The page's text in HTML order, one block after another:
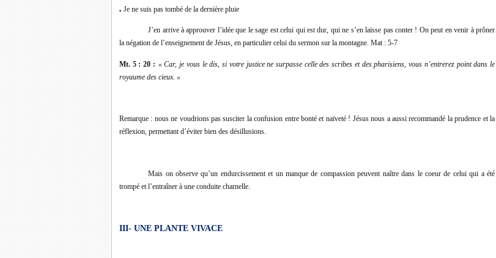
● Je ne suis pas tombé de la dernière pluie
J’en arrive à approuver l’idée que le sage est celui qui est dur, qui ne s’en laisse pas conter ! On peut en venir à prôner
la négation de l’enseignement de Jésus, en particulier celui du sermon sur la montagne. Mat : 5-7
Mt. 5 : 20 : « Car, je vous le dis, si votre justice ne surpasse celle des scribes et des pharisiens, vous n’entrerez point dans le
royaume des cieux. »
Remarque : nous ne voudrions pas susciter la confusion entre bonté et naïveté ! Jésus nous a aussi recommandé la prudence et la
réflexion, permettant d’éviter bien des désillusions.
Mais on observe qu’un endurcissement et un manque de compassion peuvent naître dans le coeur de celui qui a été
trompé et l’entraîner à une conduite charnelle.
III- UNE PLANTE VIVACE